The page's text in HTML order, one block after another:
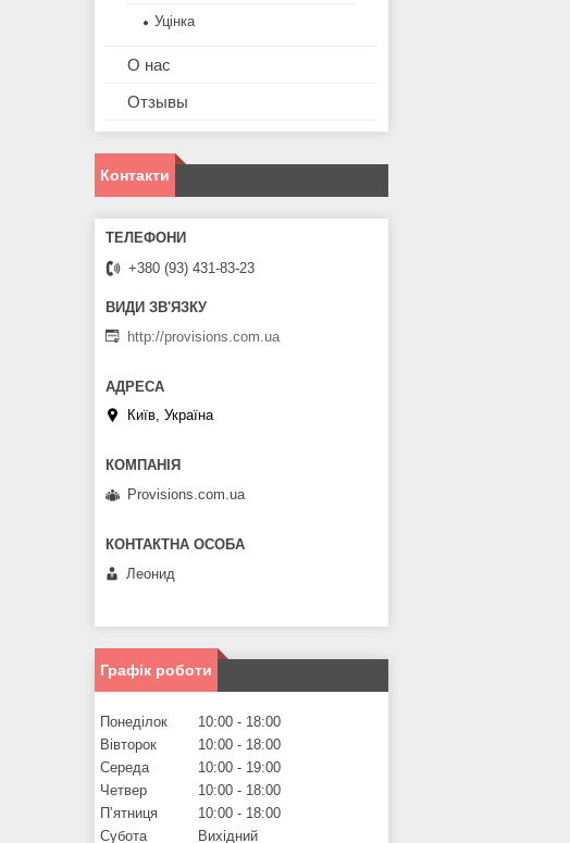
Уцінка
О нас
Отзывы
Контакти
+380 (93) 431-83-23
http://provisions.com.ua
Київ, Україна
Provisions.com.ua
Леонид
Графік роботи
Понеділок 10:00
18:00
Вівторок
10:00
18:00
Середа
10:00
19:00
Четвер
10:00
18:00
Пʼятниця
10:00
18:00
Субота
Вихідний